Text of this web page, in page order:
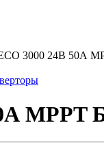
3000 24В 50А
MPPT